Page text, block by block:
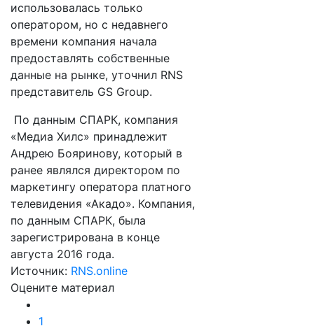
использовалась только
оператором, но с недавнего
времени компания начала
предоставлять собственные
данные на рынке, уточнил RNS
представитель GS Group.
По данным СПАРК, компания
«Медиа Хилс» принадлежит
Андрею Бояринову, который в
ранее являлся директором по
маркетингу оператора платного
телевидения «Акадо». Компания,
по данным СПАРК, была
зарегистрирована в конце
августа 2016 года.
Источник: RNS.online
Оцените материал
1